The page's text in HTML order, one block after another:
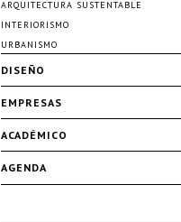
ARQUITECTURA SUSTENTABLE
INTERIORISMO
URBANISMO
DISEÑO
EMPRESAS
ACADÉMICO
AGENDA